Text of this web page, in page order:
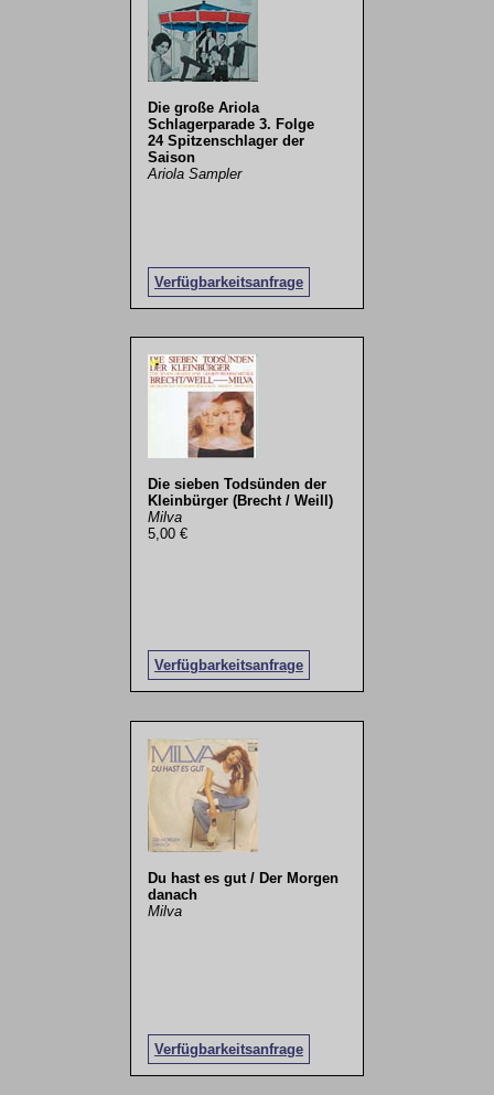
Die große Ariola
Schlagerparade 3. Folge
24 Spitzenschlager der
Saison
Ariola Sampler
Verfügbarkeitsanfrage
Die sieben Todsünden der
Kleinbürger (Brecht / Weill)
Milva
5,00 €
Verfügbarkeitsanfrage
Du hast es gut / Der Morgen
danach
Milva
Verfügbarkeitsanfrage